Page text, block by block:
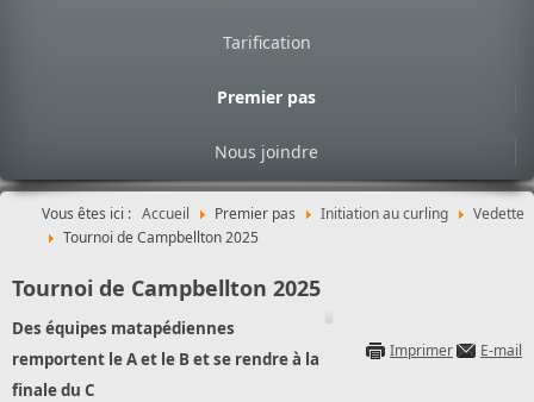
Tarification
Premier pas
Nous joindre
Vous êtes ici : Accueil Premier pas Initiation au curling
Vedette
Tournoi de Campbellton 2025
Tournoi de Campbellton 2025
Imprimer E-mail
Des équipes matapédiennes
remportent le A et le B et se rendre à la
finale du C